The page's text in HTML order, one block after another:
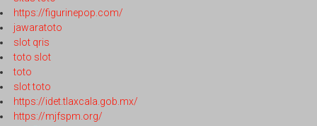
https://figurinepop.com/
jawaratoto
slot qris
toto slot
toto
slot toto
https://idet.tlaxcala.gob.mx/
https://mjfspm.org/